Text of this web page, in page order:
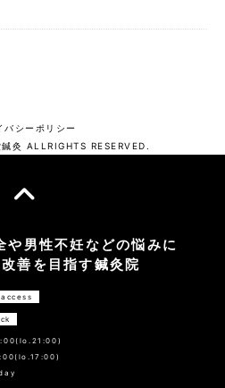
バシーポリシー
灸 ALLRIGHTS RESERVED.
や男性不妊などの悩みに
善を目指す鍼灸院
access